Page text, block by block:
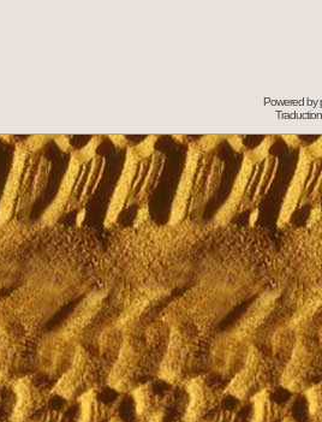
Powered by